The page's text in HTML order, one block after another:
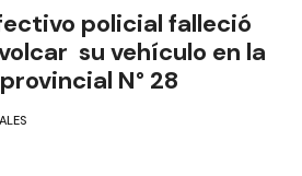
policial falleció
su vehículo en la
N° 28